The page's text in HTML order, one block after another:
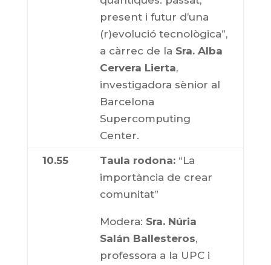
present i futur d’una
(r)evolució tecnològica”,
a càrrec de la Sra. Alba
Cervera Lierta,
investigadora sènior al
Barcelona
Supercomputing
Center.
10.55 Taula rodona:“La
importància de crear
comunitat”
Modera: Sra. Núria
Salán Ballesteros,
professora a la UPC i